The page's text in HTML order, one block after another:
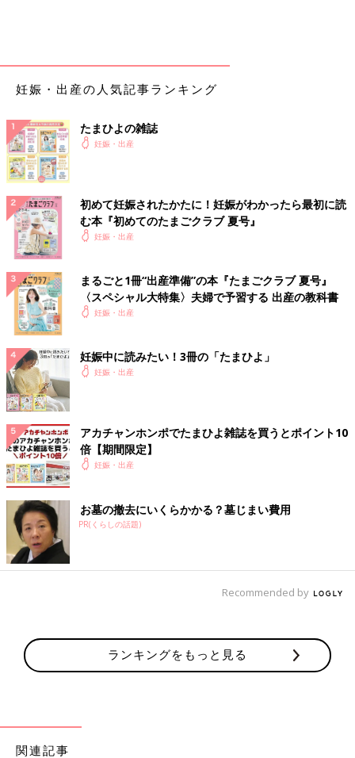
いちばん大事なのは、「休めるときに休むこと」。まめに横にな
保したり、つらいときは、上司に相談して休ませてもらいましょ
う。
つわり軽減法３ 妊婦におすすめの「シムスの体
位」
おなかが大きくなってくると、息苦しくなってなかなか寝つけな
くなることもあるでしょう。そんなときは心臓のある左側を下に
して横向きになり、下の足を伸ばし、枕やクッションなどを挟ん
で上の足を曲げます。これはシムスの体位と呼ばれ、おなかに負
担をかけずに横になれる姿勢です。寝るときだけでなく、リラッ
クスしたいとき、
になれます。
抱き枕があると便利！
シムスの体位をとるときのサポートになるのが抱き枕。おなか・
頭・脚の3点ホールドでシムスの体位がとりやすくなります。妊
娠中は肌が敏感になるので、肌にやさしい素材であったり、心地
よく眠れるものを選びましょう。できるならば、清潔を保てるよ
うな、洗濯できるものがベスト。パパからママへのプレゼントに
も最適♪
※1 インナー・ベビー肌着・雑貨など旧シリーズも含めた2024年12月末までの累計
※2「たまひよ赤ちゃんグッズ大賞2025」とは、たまひよ読者のママ・パパ2062名
「たまひよ」掲載
丸洗いで清潔！妊娠～授乳用お助け抱き枕
妊娠・出産の人気記事ランキング
たまひよの雑誌
妊娠・出産
初めて妊娠されたかたに！妊娠がわかったら最初に読
む本『初めてのたまごクラブ 夏号』
妊娠・出産
まるごと1冊“出産準備”の本『たまごクラブ 夏号』
〈スペシャル大特集〉夫婦で予習する 出産の教科書
妊娠・出産
妊娠中に読みたい！3冊の「たまひよ」
妊娠・出産
アカチャンホンポでたまひよ雑誌を買うとポイント10
倍【期間限定】
妊娠・出産
お墓の撤去にいくらかかる？墓じまい費用
PR(くらしの話題)
Recommended by
ランキングをもっと見る
関連記事